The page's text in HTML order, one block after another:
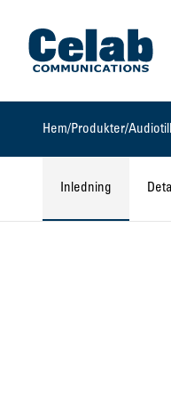
Gå till startsidan
Hem/Produkter/
Inledning